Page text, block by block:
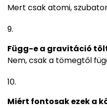
Mert csak atomi,
Függ-e a gravitáció
Nem, csak a tömegtől
Miért fontosak ezek a